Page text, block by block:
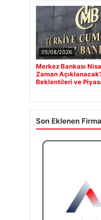
05/08/2026
Merkez Bankası
Zaman
Beklentileri ve
Son Eklenen